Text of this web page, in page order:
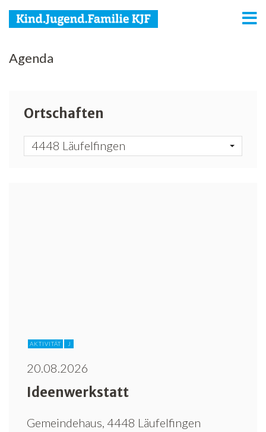
KJF
Media
Newsletter
Agenda
Ortschaften
4448 Läufelfingen
AKTIVITÄT J
20.08.2026
Ideenwerkstatt
Gemeindehaus, 4448 Läufelfingen